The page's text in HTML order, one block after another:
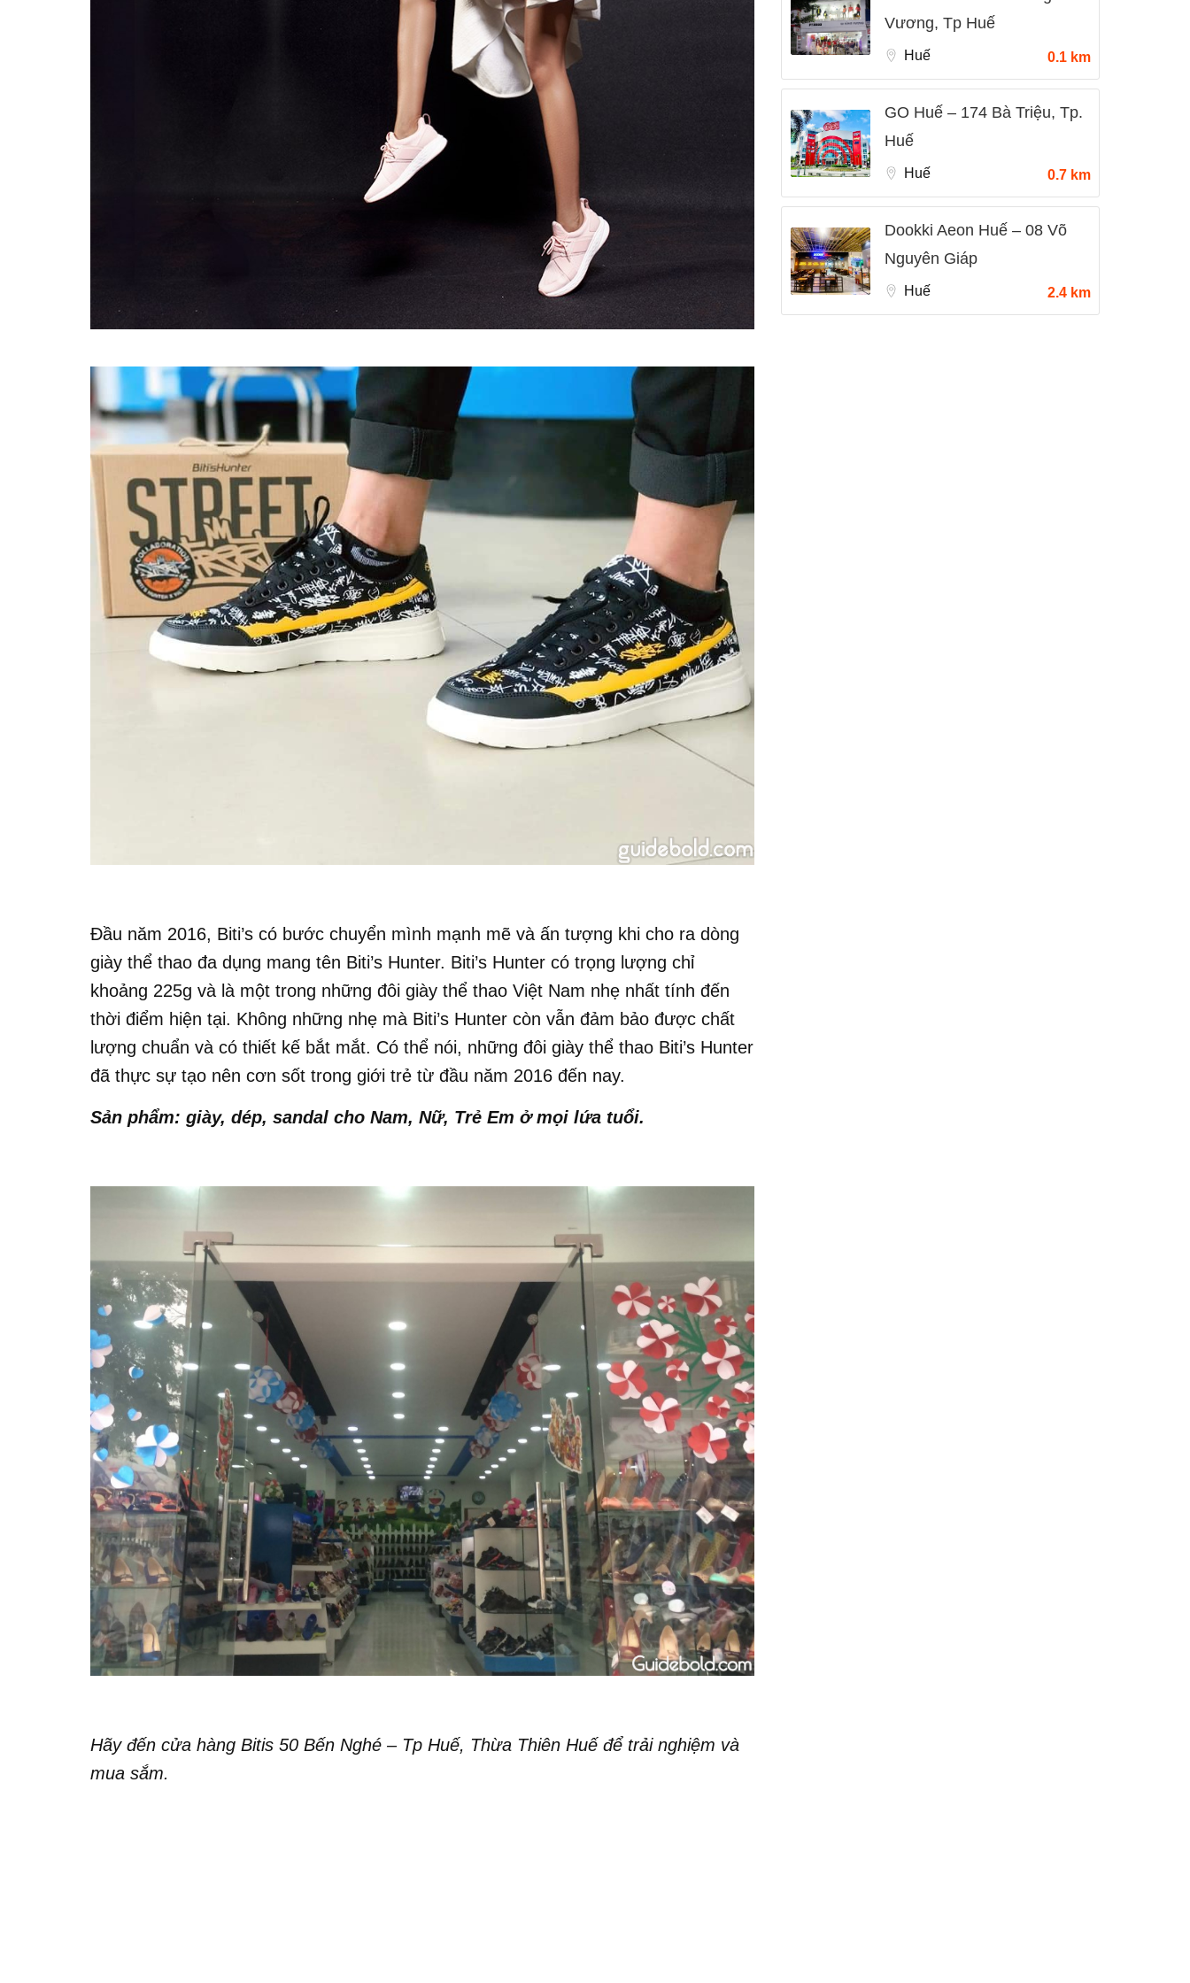
Đầu năm 2016, Biti’s có bước chuyển mình mạnh mẽ và ấn tượng khi cho ra dòng
giày thể thao đa dụng mang tên Biti’s Hunter. Biti’s Hunter có trọng lượng chỉ
khoảng 225g và là một trong những đôi giày thể thao Việt Nam nhẹ nhất tính đến
thời điểm hiện tại. Không những nhẹ mà Biti’s Hunter còn vẫn đảm bảo được chất
lượng chuẩn và có thiết kế bắt mắt. Có thể nói, những đôi giày thể thao Biti’s Hunter
đã thực sự tạo nên cơn sốt trong giới trẻ từ đầu năm 2016 đến nay.
Sản phẩm: giày, dép, sandal cho Nam, Nữ, Trẻ Em ở mọi lứa tuổi.
Hãy đến cửa hàng Bitis 50 Bến Nghé – Tp Huế, Thừa Thiên Huế để trải nghiệm và
mua sắm.
Vương, Tp Huế
Huế 0.1 km
GO Huế – 174 Bà Triệu, Tp.
Huế
Huế 0.7 km
Dookki Aeon Huế – 08 Võ
Nguyên Giáp
Huế 2.4 km